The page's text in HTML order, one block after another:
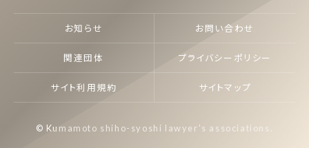
お知らせ お問い合わせ
関連団体 プライバシーポリシー
サイト利用規約 サイトマップ
© Kumamoto shiho-syoshi lawyer's associations.